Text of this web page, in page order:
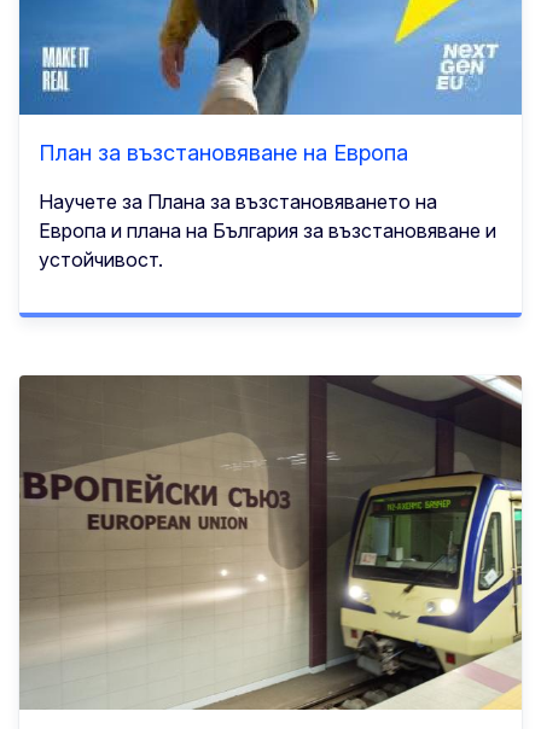
План за възстановяване на Европа
Научете за Плана за възстановяването на
Европа и планa на България за възстановяване и
устойчивост.